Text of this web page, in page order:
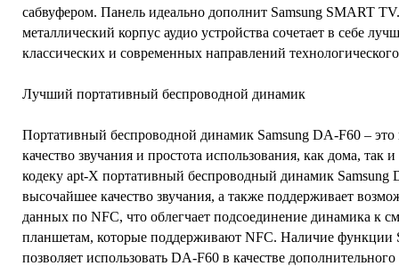
сабвуфером. Панель идеально дополнит Samsung SMART
металлический корпус аудио устройства сочетает в себе
классических и современных направлений
Лучший портативный беспроводной динамик
Портативный беспроводной динамик Samsung DA-F60 –
качество звучания и простота использования, как дома, так
кодеку apt-X портативный беспроводный динамик Samsung
высочайшее качество звучания, а также поддерживает
данных по NFC, что облегчает подсоединение динамика к
планшетам, которые поддерживают NFC. Наличие функции
позволяет использовать DA-F60 в качестве